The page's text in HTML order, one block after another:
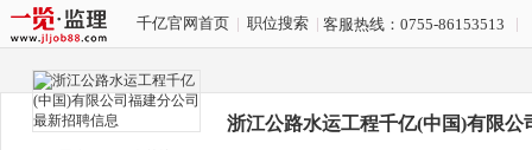
千亿官网首页 | 职位搜索 | 客服热线：0755-86153513 |
浙江公路水运工程千亿(中国)有限公